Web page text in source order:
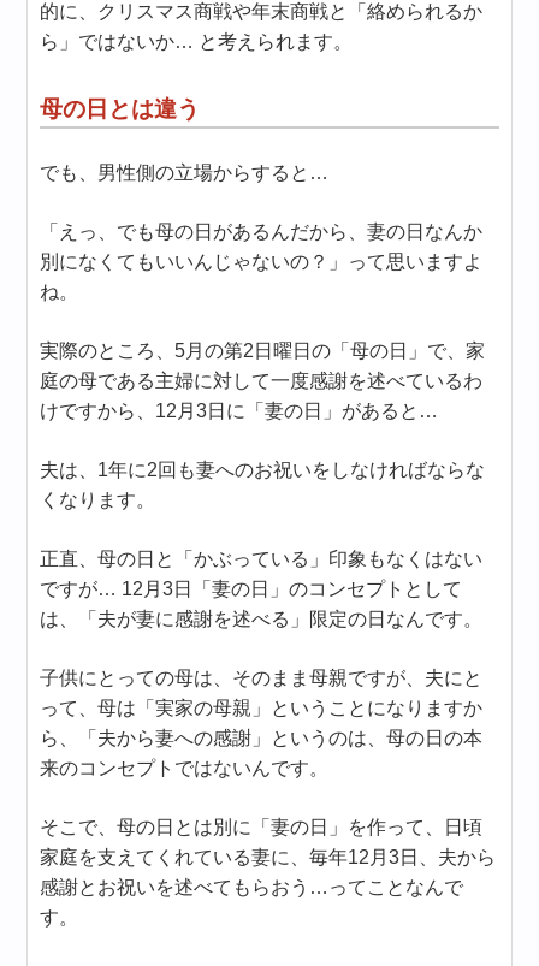
的に、クリスマス商戦や年末商戦と「絡められるか
ら」ではないか… と考えられます。
母の日とは違う
でも、男性側の立場からすると…
「えっ、でも母の日があるんだから、妻の日なんか
別になくてもいいんじゃないの？」って思いますよ
ね。
実際のところ、5月の第2日曜日の「母の日」で、家
庭の母である主婦に対して一度感謝を述べているわ
けですから、12月3日に「妻の日」があると…
夫は、1年に2回も妻へのお祝いをしなければならな
くなります。
正直、母の日と「かぶっている」印象もなくはない
ですが… 12月3日「妻の日」のコンセプトとして
は、「夫が妻に感謝を述べる」限定の日なんです。
子供にとっての母は、そのまま母親ですが、夫にと
って、母は「実家の母親」ということになりますか
ら、「夫から妻への感謝」というのは、母の日の本
来のコンセプトではないんです。
そこで、母の日とは別に「妻の日」を作って、日頃
家庭を支えてくれている妻に、毎年12月3日、夫から
感謝とお祝いを述べてもらおう…ってことなんで
す。